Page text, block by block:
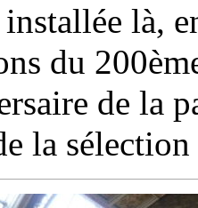
là,
du
de la
la